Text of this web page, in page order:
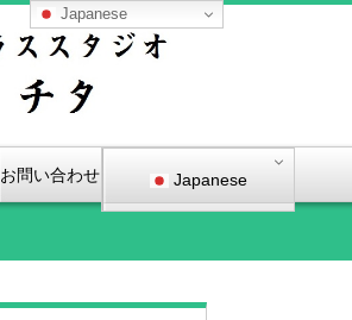
お問い合わせ Japanese
Japanese